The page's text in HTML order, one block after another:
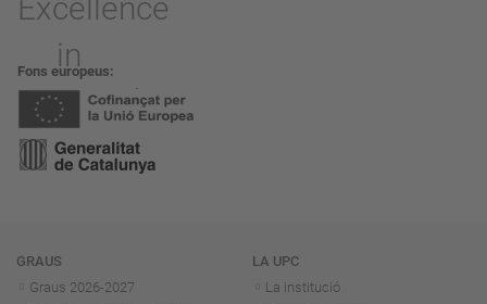
Fons europeus
Navegació
GRAUS
Graus 2026-2027
LA UPC
La institució